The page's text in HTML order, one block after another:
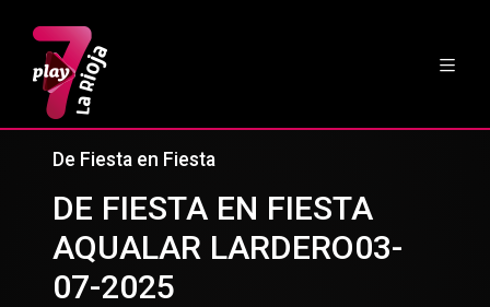
De Fiesta en Fiesta
DE FIESTA EN FIESTA
AQUALAR LARDERO03-
07-2025